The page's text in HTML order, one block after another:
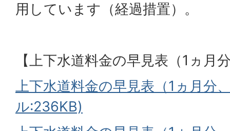
用しています（経過措置）。
【上下水道料金の早見表（1ヵ月
上下水道料金の早見表（1ヵ月分
ル:236KB)